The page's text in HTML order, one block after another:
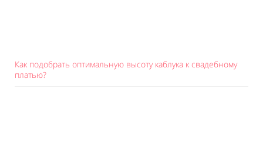
Как подобрать оптимальную высоту каблука к свадебному
платью?